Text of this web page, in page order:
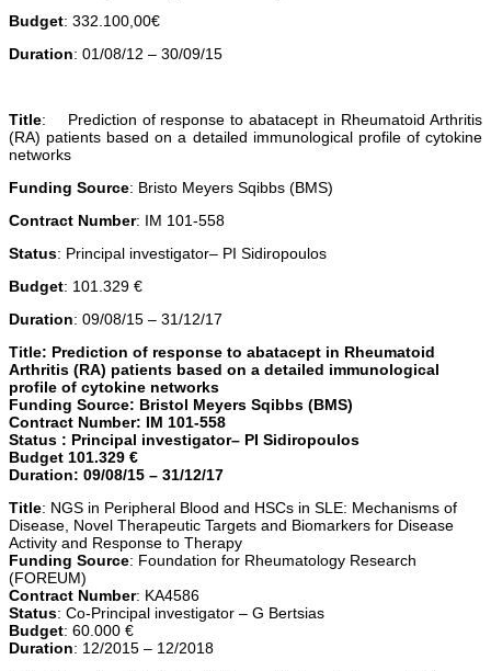
Budget: 332.100,00€
Duration: 01/08/12 – 30/09/15
Title: Prediction of response to abatacept in Rheumatoid Arthritis
(RA) patients based on a detailed immunological profile of cytokine
networks
Funding Source: Bristo Meyers Sqibbs (BMS)
Contract Number: IM 101-558
Status: Principal investigator– PI Sidiropoulos
Budget: 101.329 €
Duration: 09/08/15 – 31/12/17
Title: Prediction of response to abatacept in Rheumatoid
Arthritis (RA) patients based on a detailed immunological
profile of cytokine networks
Funding Source: Bristol Meyers Sqibbs (BMS)
Contract Number: IM 101-558
Status : Principal investigator– PI Sidiropoulos
Budget 101.329 €
Duration: 09/08/15 – 31/12/17
Title: NGS in Peripheral Blood and HSCs in SLE: Mechanisms of
Disease, Novel Therapeutic Targets and Biomarkers for Disease
Activity and Response to Therapy
Funding Source: Foundation for Rheumatology Research
(FOREUM)
Contract Number: KA4586
Status: Co-Principal investigator – G Bertsias
Budget: 60.000 €
Duration: 12/2015 – 12/2018